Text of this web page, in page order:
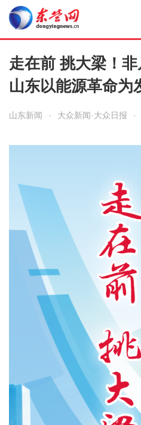
走在前 挑大梁！
山东以能源革命为
山东新闻 · 大众新闻·大众日报 ·